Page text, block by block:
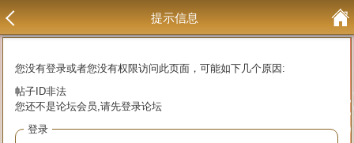
提示信息
您没有登录或者您没有权限访问此页面，可能如下几个原因:
帖子ID非法
您还不是论坛会员,请先登录论坛
登录